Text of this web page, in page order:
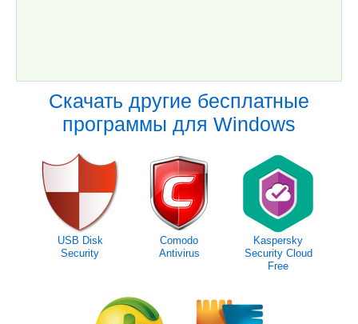
Скачать другие бесплатные
программы для Windows
USB Disk
Security
Comodo
Antivirus
Kaspersky
Security Cloud
Free